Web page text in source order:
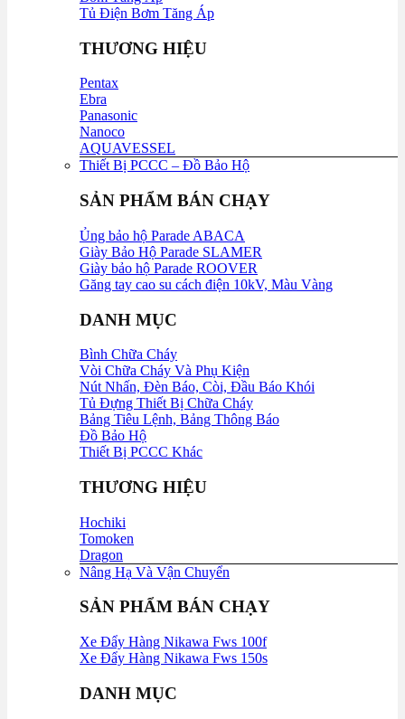
Tủ Điện Bơm Tăng Áp
THƯƠNG HIỆU
Pentax
Ebra
Panasonic
Nanoco
AQUAVESSEL
Thiết Bị PCCC – Đồ Bảo Hộ
SẢN PHẨM BÁN CHẠY
Ủng bảo hộ Parade ABACA
Giày Bảo Hộ Parade SLAMER
Giày bảo hộ Parade ROOVER
Găng tay cao su cách điện 10kV, Màu Vàng
DANH MỤC
Bình Chữa Cháy
Vòi Chữa Cháy Và Phụ Kiện
Nút Nhấn, Đèn Báo, Còi, Đầu Báo Khói
Tủ Đựng Thiết Bị Chữa Cháy
Bảng Tiêu Lệnh, Bảng Thông Báo
Đồ Bảo Hộ
Thiết Bị PCCC Khác
THƯƠNG HIỆU
Hochiki
Tomoken
Dragon
Nâng Hạ Và Vận Chuyển
SẢN PHẨM BÁN CHẠY
Xe Đẩy Hàng Nikawa Fws 100f
Xe Đẩy Hàng Nikawa Fws 150s
DANH MỤC